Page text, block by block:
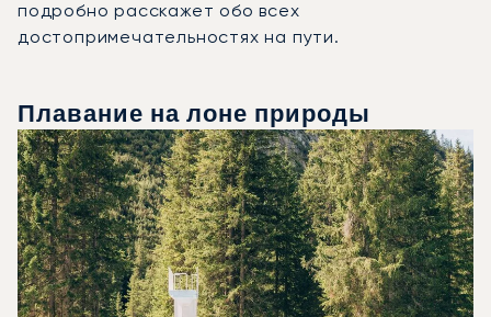
подробно расскажет обо всех
достопримечательностях на пути.
Плавание на лоне природы